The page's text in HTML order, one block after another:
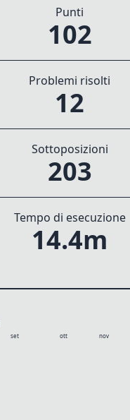
Punti
102
Problemi risolti
12
Sottoposizioni
203
Tempo di esecuzione
14.4m
set ott nov